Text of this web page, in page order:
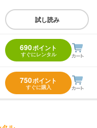
試し読み
690ポイント
すぐにレンタル
750ポイント
すぐに購入